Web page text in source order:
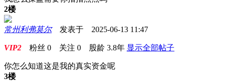
2楼
常州利弗莫尔发表于 2025-06-13 11:47
VIP2 粉丝 0 关注 0 股龄 3.8年 显示全部帖子
你怎么知道这是我的真实资金呢
3楼